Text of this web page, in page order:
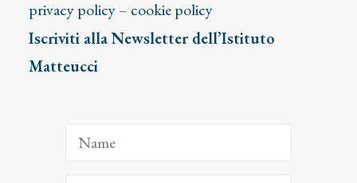
privacy policy– cookie policy
Iscriviti alla Newsletter dell’Istituto
Matteucci